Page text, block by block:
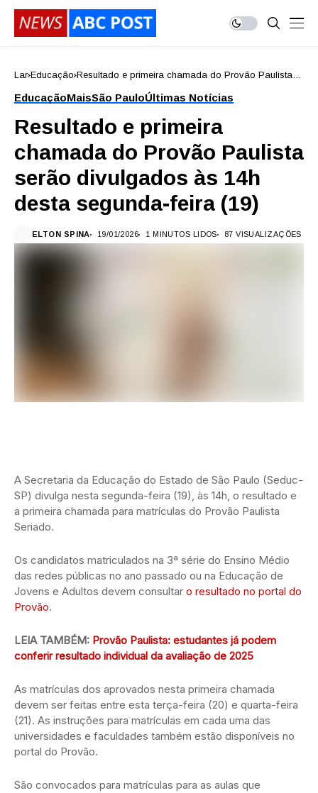
Lar Educação Resultado e primeira chamada do Provão Paulista
EducaçãoMaisSão PauloÚltimas Notícias
Resultado e primeira
chamada do Provão Paulista
serão divulgados às 14h
desta segunda-feira (19)
ELTON SPINA 19/01/2026 1 MINUTOS LIDOS 87 VISUALIZAÇÕES
A Secretaria da Educação do Estado de São Paulo (Seduc-
SP) divulga nesta segunda-feira (19), às 14h, o resultado e
a primeira chamada para matrículas do Provão Paulista
Seriado.
Os candidatos matriculados na 3ª série do Ensino Médio
das redes públicas no ano passado ou na Educação de
Jovens e Adultos devem consultar o resultado no portal do
Provão.
LEIA TAMBÉM: Provão Paulista: estudantes já podem
conferir resultado individual da avaliação de 2025
As matrículas dos aprovados nesta primeira chamada
devem ser feitas entre esta terça-feira (20) e quarta-feira
(21). As instruções para matrículas em cada uma das
universidades e faculdades também estão disponíveis no
portal do Provão.
São convocados para matrículas para as aulas que